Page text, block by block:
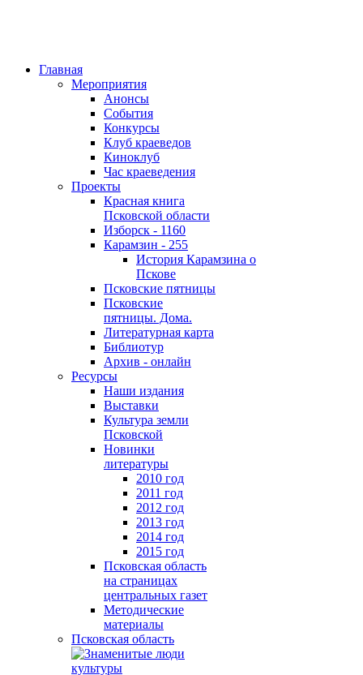
Главная
Мероприятия
Анонсы
События
Конкурсы
Клуб краеведов
Киноклуб
Час краеведения
Проекты
Красная книга
Псковской области
Изборск - 1160
Карамзин - 255
История Карамзина о
Пскове
Псковские пятницы
Псковские
пятницы. Дома.
Литературная карта
Библиотур
Архив - онлайн
Ресурсы
Наши издания
Выставки
Культура земли
Псковской
Новинки
литературы
2010 год
2011 год
2012 год
2013 год
2014 год
2015 год
Псковская область
на страницах
центральных газет
Методические
материалы
Псковская область